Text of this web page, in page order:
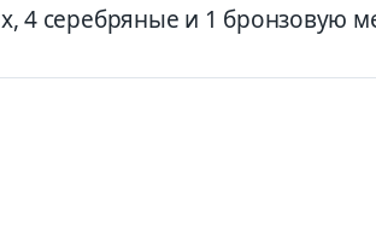
4 серебряные и 1 бронзовую